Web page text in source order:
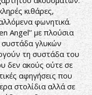
κιθάρες,
φωνητικά.
Angel’’ με πλούσια
συστάδα γλυκών
τη συστάδα του
δεν ακούς ούτε σε
αφηγήσεις που
στολίδια αλλά σε